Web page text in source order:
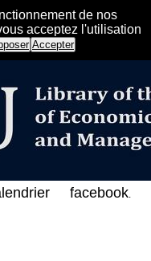
de nos
acceptez l'utilisation
Accepter
الإلكتروني على
facebook.